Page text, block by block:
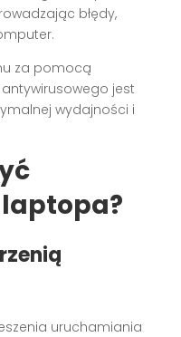
błędy,
za pomocą
jest
wydajności i
uruchamiania